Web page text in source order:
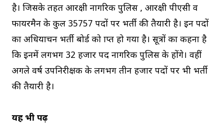
है। जिसके तहत आरक्षी नागरिक पुलिस , आरक्षी पीएसी व
फायरमैन के कुल 35757 पदों पर भर्ती की तैयारी है। इन पदों
का अधियाचन भर्ती बोर्ड को प्राप्त हो गया है। सूत्रों का कहना है
कि इनमें लगभग 32 हजार पद नागरिक पुलिस के होंगे। वहीं
अगले वर्ष उपनिरीक्षक के लगभग तीन हजार पदों पर भी भर्ती
की तैयारी है।
यह भी पढ़ें